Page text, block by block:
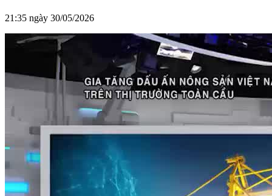
21:35 ngày 30/05/2026